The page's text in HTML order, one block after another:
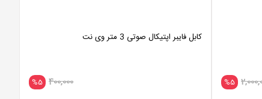
%5
کابل فایبر اپتیکال صوتی 3 متر وی نت
%5 400,000